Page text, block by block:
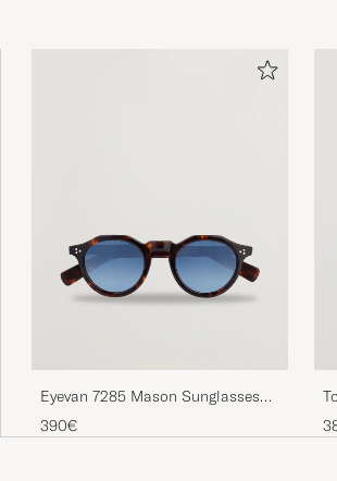
Eyevan 7285 Mason Sunglasses
Tortoise
390€